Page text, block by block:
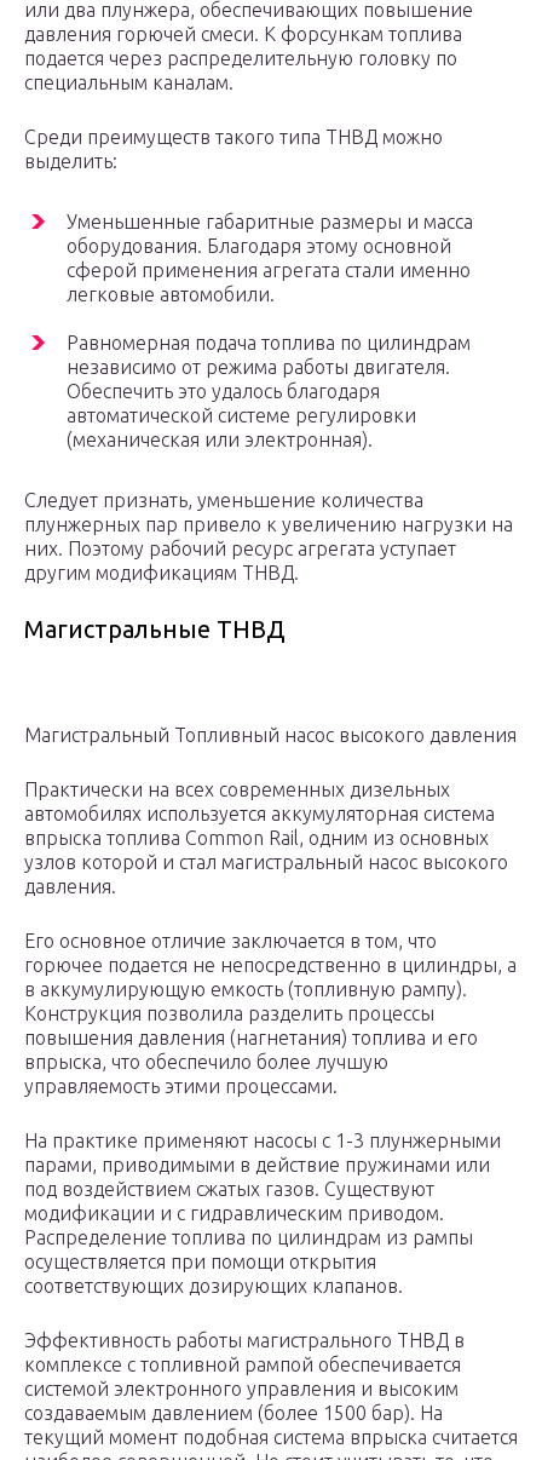
или два плунжера, обеспечивающих повышение
давления горючей смеси. К форсункам топлива
подается через распределительную головку по
специальным каналам.
Среди преимуществ такого типа ТНВД можно
выделить:
Уменьшенные габаритные размеры и масса
оборудования. Благодаря этому основной
сферой применения агрегата стали именно
легковые автомобили.
Равномерная подача топлива по цилиндрам
независимо от режима работы двигателя.
Обеспечить это удалось благодаря
автоматической системе регулировки
(механическая или электронная).
Следует признать, уменьшение количества
плунжерных пар привело к увеличению нагрузки на
них. Поэтому рабочий ресурс агрегата уступает
другим модификациям ТНВД.
Магистральные ТНВД
Магистральный Топливный насос высокого давления
Практически на всех современных дизельных
автомобилях используется аккумуляторная система
впрыска топлива Common Rail, одним из основных
узлов которой и стал магистральный насос высокого
давления.
Его основное отличие заключается в том, что
горючее подается не непосредственно в цилиндры, а
в аккумулирующую емкость (топливную рампу).
Конструкция позволила разделить процессы
повышения давления (нагнетания) топлива и его
впрыска, что обеспечило более лучшую
управляемость этими процессами.
На практике применяют насосы с 1-3 плунжерными
парами, приводимыми в действие пружинами или
под воздействием сжатых газов. Существуют
модификации и с гидравлическим приводом.
Распределение топлива по цилиндрам из рампы
осуществляется при помощи открытия
соответствующих дозирующих клапанов.
Эффективность работы магистрального ТНВД в
комплексе с топливной рампой обеспечивается
системой электронного управления и высоким
создаваемым давлением (более 1500 бар). На
текущий момент подобная система впрыска считается